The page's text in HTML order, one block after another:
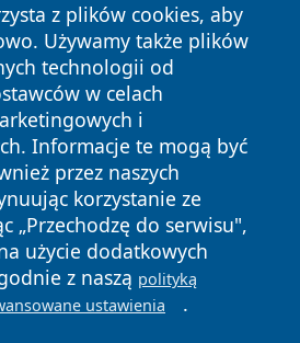
z plików cookies, aby
Używamy także plików
technologii od
w celach
i
Informacje te mogą być
przez naszych
korzystanie ze
„Przechodzę do serwisu",
użycie dodatkowych
z naszą polityką
ustawienia .
Wszystkie prawa
Polityka
Cookies